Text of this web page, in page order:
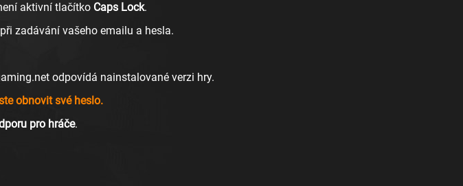
aktivní tlačítko Caps Lock.
zadávání vašeho emailu a hesla.
odpovídá nainstalované verzi hry.
obnovit své heslo.
pro hráče.